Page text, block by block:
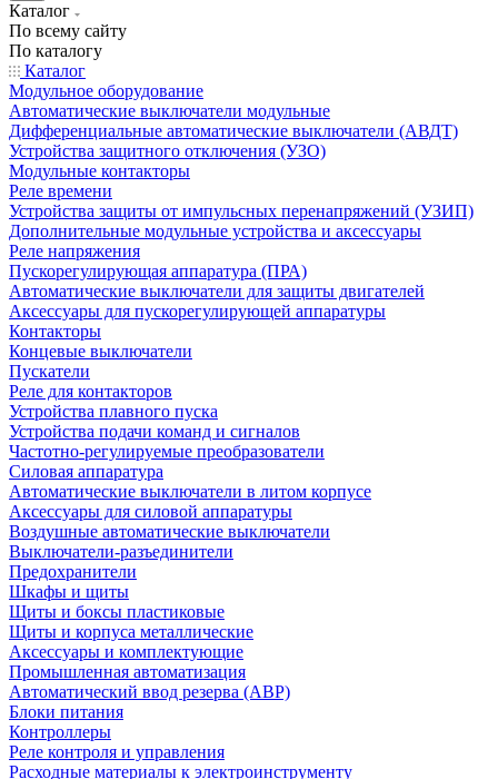
Каталог
По всему сайту
По каталогу
Каталог
Модульное оборудование
Автоматические выключатели модульные
Дифференциальные автоматические выключатели (АВДТ)
Устройства защитного отключения (УЗО)
Модульные контакторы
Реле времени
Устройства защиты от импульсных перенапряжений (УЗИП)
Дополнительные модульные устройства и аксессуары
Реле напряжения
Пускорегулирующая аппаратура (ПРА)
Автоматические выключатели для защиты двигателей
Аксессуары для пускорегулирующей аппаратуры
Контакторы
Концевые выключатели
Пускатели
Реле для контакторов
Устройства плавного пуска
Устройства подачи команд и сигналов
Частотно-регулируемые преобразователи
Силовая аппаратура
Автоматические выключатели в литом корпусе
Аксессуары для силовой аппаратуры
Воздушные автоматические выключатели
Выключатели-разъединители
Предохранители
Шкафы и щиты
Щиты и боксы пластиковые
Щиты и корпуса металлические
Аксессуары и комплектующие
Промышленная автоматизация
Автоматический ввод резерва (АВР)
Блоки питания
Контроллеры
Реле контроля и управления
Расходные материалы к электроинструменту